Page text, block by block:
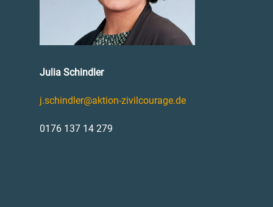
Julia Schindler
j.schindler@aktion-zivilcourage.de
0176 137 14 279